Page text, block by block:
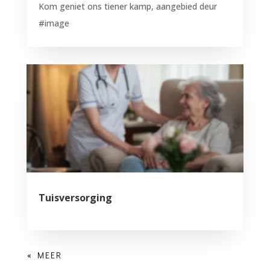
Kom geniet ons tiener kamp, aangebied deur
#image
Tuisversorging